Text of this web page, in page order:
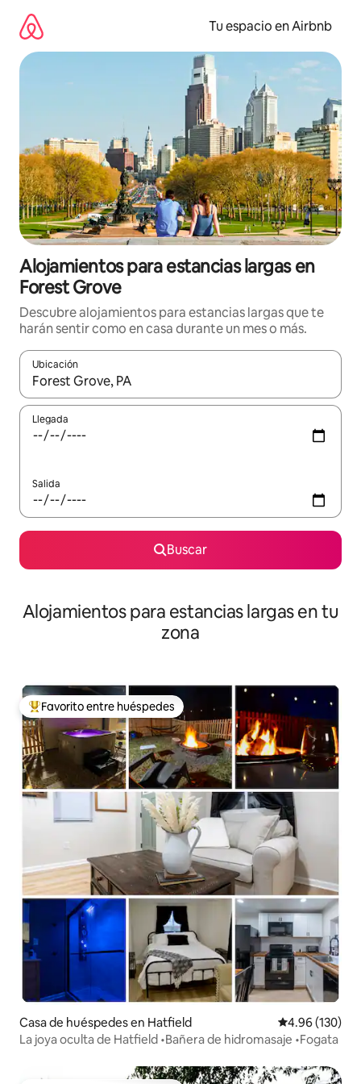
contenido
Tu espacio en Airbnb
Alojamientos para estancias largas en
Forest Grove
Descubre alojamientos para estancias largas que te
harán sentir como en casa durante un mes o más.
Ubicación
Cuando los resultados estén disponibles, podrás navegar
Llegada
Salida
Buscar
Alojamientos para estancias largas en tu
zona
De los mejores en Favorito entre huéspedes
Favorito entre huéspedes
Casa de huéspedes en Hatfield Calificación
4.96 (130)
La joya oculta de Hatfield •Bañera de hidromasaje •Fogata